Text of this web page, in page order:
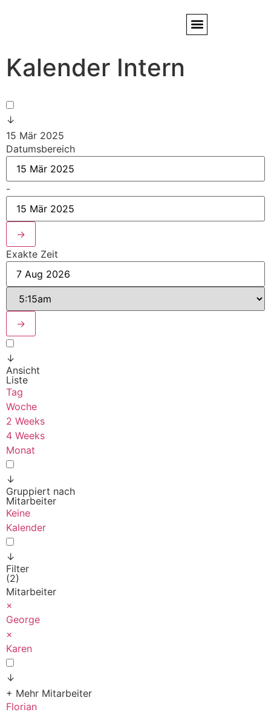
Kalender Intern
↓
15 Mär 2025
Datumsbereich
-
→
Exakte Zeit
→
↓
Ansicht
Liste
Tag
Woche
2 Weeks
4 Weeks
Monat
↓
Gruppiert nach
Mitarbeiter
Keine
Kalender
↓
Filter
(2)
Mitarbeiter
×
George
×
Karen
↓
+ Mehr Mitarbeiter
Florian